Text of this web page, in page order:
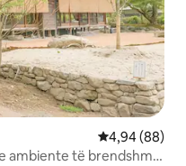
Vlerësimi
4,94 (88)
ambiente të brendshme